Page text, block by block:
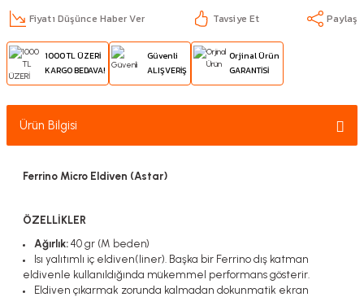
Fiyatı Düşünce Haber Ver Tavsiye Et Paylaş
1000 TL ÜZERİ
KARGO BEDAVA!
Güvenli
ALIŞVERİŞ
Orjinal Ürün
GARANTİSİ
Ürün Bilgisi
Ferrino Micro Eldiven (Astar)
ÖZELLİKLER
Ağırlık: 40 gr (M beden)
Isı yalıtımlı iç eldiven(liner). Başka bir Ferrino dış katman
eldivenle kullanıldığında mükemmel performans gösterir.
Eldiven çıkarmak zorunda kalmadan dokunmatik ekran